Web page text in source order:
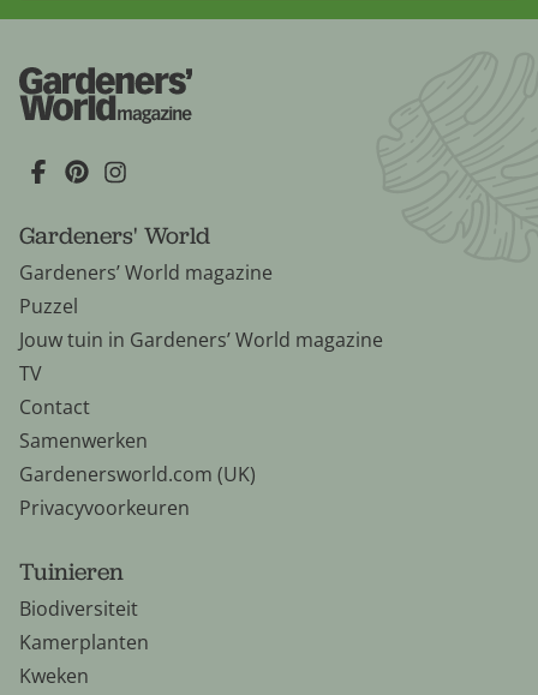
Gardeners' World
Gardeners’ World magazine
Puzzel
Jouw tuin in Gardeners’ World magazine
TV
Contact
Samenwerken
Gardenersworld.com (UK)
Privacyvoorkeuren
Tuinieren
Biodiversiteit
Kamerplanten
Kweken